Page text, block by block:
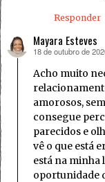
Responder
Mayara Esteves
disse:
18 de outubro de
Acho muito
amorosos,
consegue
parecidos e
vê o que está
está na minha
oportunidade